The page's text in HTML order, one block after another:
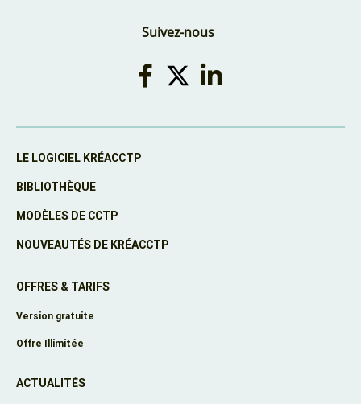
Suivez-nous
LE LOGICIEL KRÉACCTP
BIBLIOTHÈQUE
MODÈLES DE CCTP
NOUVEAUTÉS DE KRÉACCTP
OFFRES & TARIFS
Version gratuite
Offre Illimitée
ACTUALITÉS